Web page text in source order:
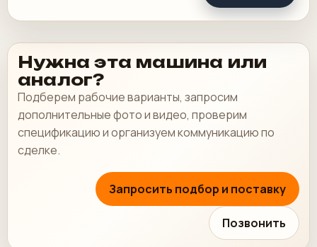
Нужна эта машина или
аналог?
Подберем рабочие варианты, запросим
дополнительные фото и видео, проверим
спецификацию и организуем коммуникацию по
сделке.
Запросить подбор и поставку
Позвонить